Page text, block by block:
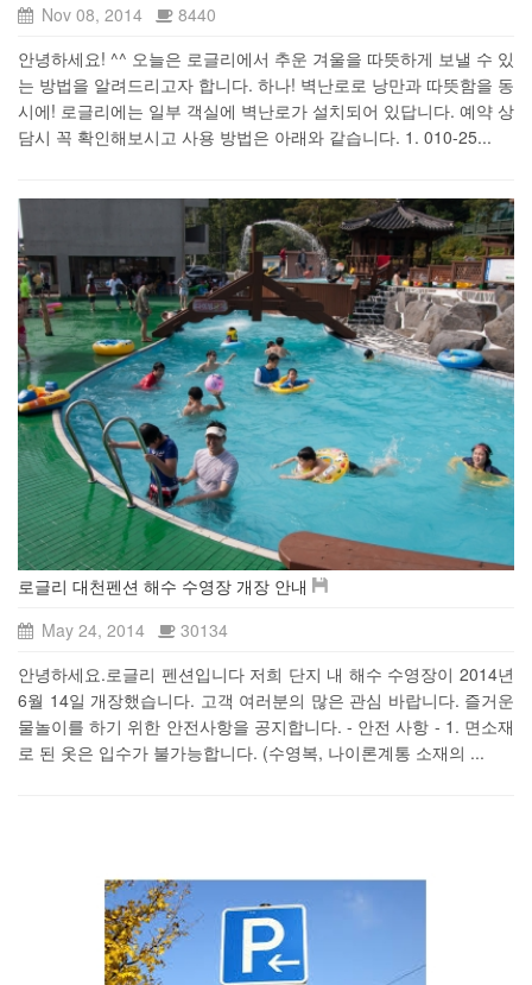
Nov 08, 2014
8440
안녕하세요! ^^ 오늘은 로글리에서 추운 겨울을 따뜻하게 보낼 수 있
는 방법을 알려드리고자 합니다. 하나! 벽난로로 낭만과 따뜻함을 동
시에! 로글리에는 일부 객실에 벽난로가 설치되어 있답니다. 예약 상
담시 꼭 확인해보시고 사용 방법은 아래와 같습니다. 1. 010-25...
로글리 대천펜션 해수 수영장 개장 안내
May 24, 2014
30134
안녕하세요.로글리 펜션입니다 저희 단지 내 해수 수영장이 2014년
6월 14일 개장했습니다. 고객 여러분의 많은 관심 바랍니다. 즐거운
물놀이를 하기 위한 안전사항을 공지합니다. - 안전 사항 - 1. 면소재
로 된 옷은 입수가 불가능합니다. (수영복, 나이론계통 소재의 ...